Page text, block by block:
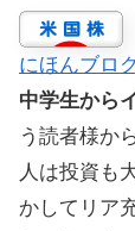
にほんブロ
中学生から
う読者様か
人は投資も
かしてリア